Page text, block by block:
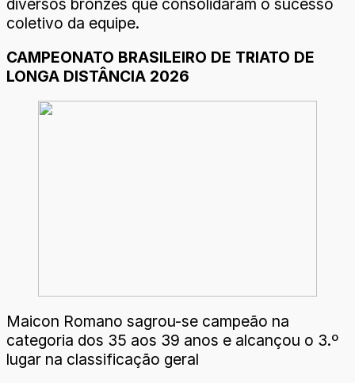
coletivo da equipe.
CAMPEONATO BRASILEIRO DE TRIATO DE
LONGA DISTÂNCIA 2026
Maicon Romano sagrou-se campeão na
categoria dos 35 aos 39 anos e alcançou o 3.º
lugar na classificação geral